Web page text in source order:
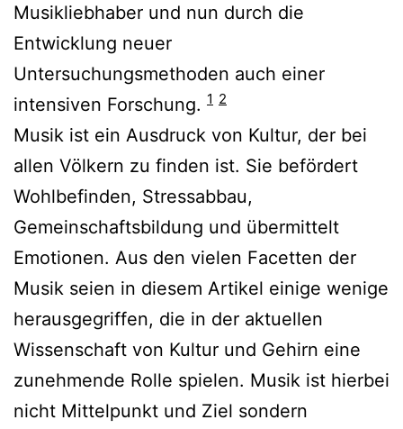
Musikliebhaber und nun durch die
Entwicklung neuer
Untersuchungsmethoden auch einer
intensiven Forschung. 1 2
Musik ist ein Ausdruck von Kultur, der bei
allen Völkern zu finden ist. Sie befördert
Wohlbefinden, Stressabbau,
Gemeinschaftsbildung und übermittelt
Emotionen. Aus den vielen Facetten der
Musik seien in diesem Artikel einige wenige
herausgegriffen, die in der aktuellen
Wissenschaft von Kultur und Gehirn eine
zunehmende Rolle spielen. Musik ist hierbei
nicht Mittelpunkt und Ziel sondern